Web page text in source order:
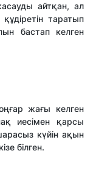
айтқан, ал
таратып
бастап келген
жағы келген
иесімен қарсы
күйін ақын
білген.